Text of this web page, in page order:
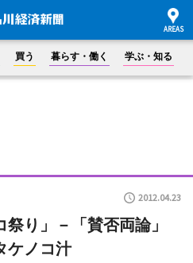
買う 暮らす・働く 学ぶ・知る
2012.04.23
り」－「賛否両論」
ケノコ汁